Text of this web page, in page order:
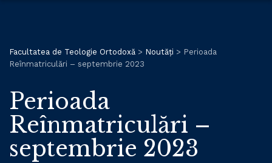
Facultatea de Teologie Ortodoxă > Noutăți > Perioada
Reînmatriculări – septembrie 2023
Perioada
Reînmatriculări –
septembrie 2023